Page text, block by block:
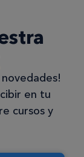
en tu
cursos y